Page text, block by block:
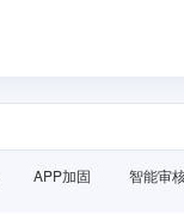
APP加固 智能审